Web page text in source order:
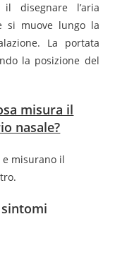
disegnare l’aria
si muove lungo la
La portata
la posizione del
misura il
nasale?
e misurano il